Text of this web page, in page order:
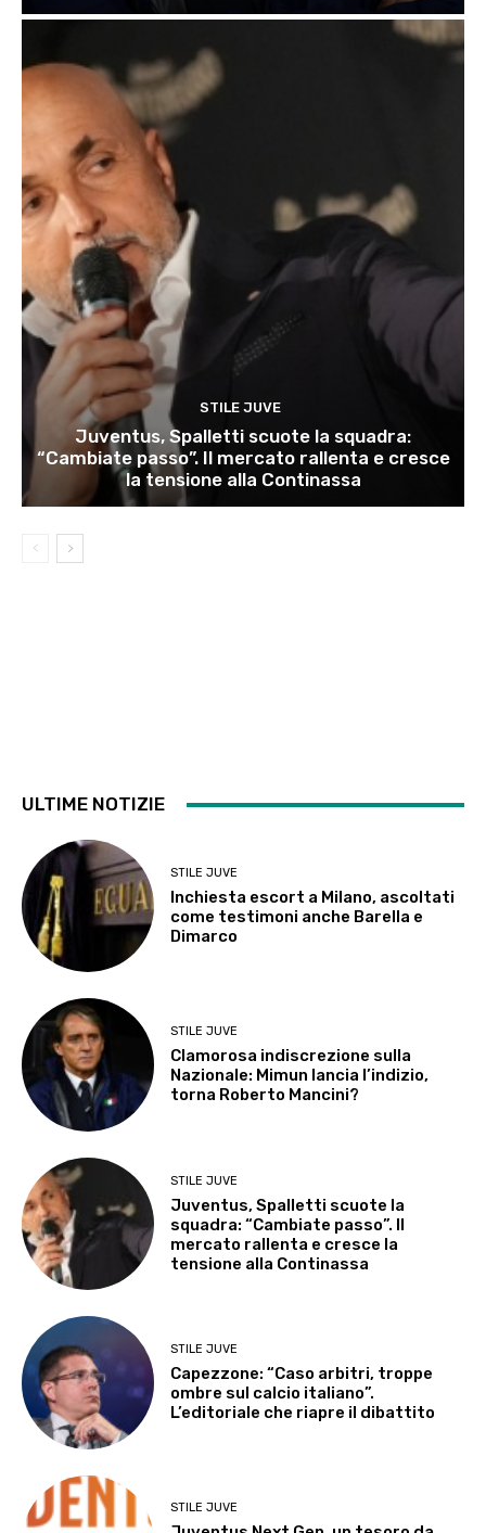
STILE JUVE
Juventus, Spalletti scuote la squadra:
“Cambiate passo”. Il mercato rallenta e cresce
la tensione alla Continassa
ULTIME NOTIZIE
STILE JUVE
Inchiesta escort a Milano, ascoltati
come testimoni anche Barella e
Dimarco
STILE JUVE
Clamorosa indiscrezione sulla
Nazionale: Mimun lancia l’indizio,
torna Roberto Mancini?
STILE JUVE
Juventus, Spalletti scuote la
squadra: “Cambiate passo”. Il
mercato rallenta e cresce la
tensione alla Continassa
STILE JUVE
Capezzone: “Caso arbitri, troppe
ombre sul calcio italiano”.
L’editoriale che riapre il dibattito
STILE JUVE